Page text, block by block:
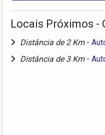
Locais Próximos -
Distância de 2 Km -
Distância de 3 Km -